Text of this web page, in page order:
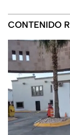
CONTENIDO